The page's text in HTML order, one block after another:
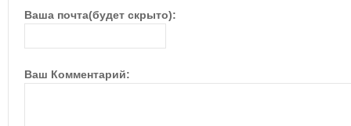
Ваша почта(будет скрыто):
Ваш Комментарий: